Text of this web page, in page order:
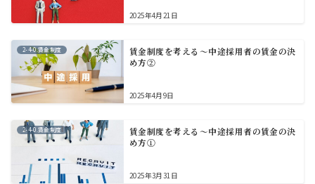
2025年4月21日
2-4-0.賃金制度
賃金制度を考える～中途採用者の賃金の決
め方②
2025年4月9日
2-4-0.賃金制度
賃金制度を考える～中途採用者の賃金の決
め方①
2025年3月31日